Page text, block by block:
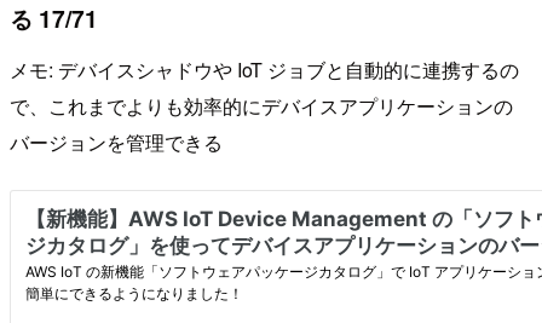
る 17/71
メモ: デバイスシャドウや IoT ジョブと自動的に連携するの
で、これまでよりも効率的にデバイスアプリケーションの
バージョンを管理できる